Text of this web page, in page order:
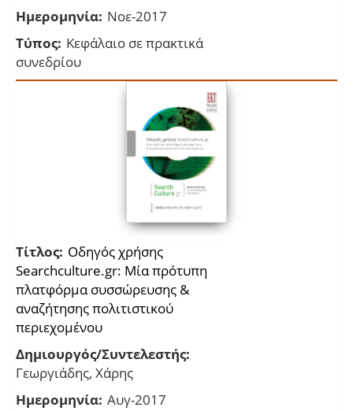
Ημερομηνία: Νοε-2017
Τύπος: Κεφάλαιο σε πρακτικά
συνεδρίου
Τίτλος: Οδηγός χρήσης
Searchculture.gr: Μία πρότυπη
πλατφόρμα συσσώρευσης &
αναζήτησης πολιτιστικού
περιεχομένου
Δημιουργός/Συντελεστής:
Γεωργιάδης, Χάρης
Ημερομηνία: Αυγ-2017